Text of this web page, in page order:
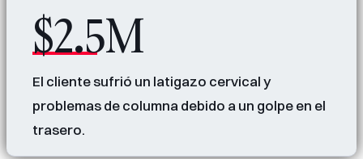
$2.5M
El cliente sufrió un latigazo cervical y
problemas de columna debido a un golpe en el
trasero.